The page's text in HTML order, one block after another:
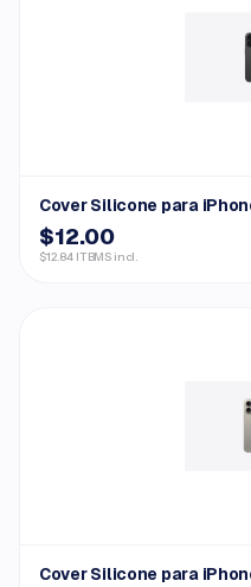
Cover Silicone para
$12.00
$12.84 ITBMS incl.
Cover Silicone para